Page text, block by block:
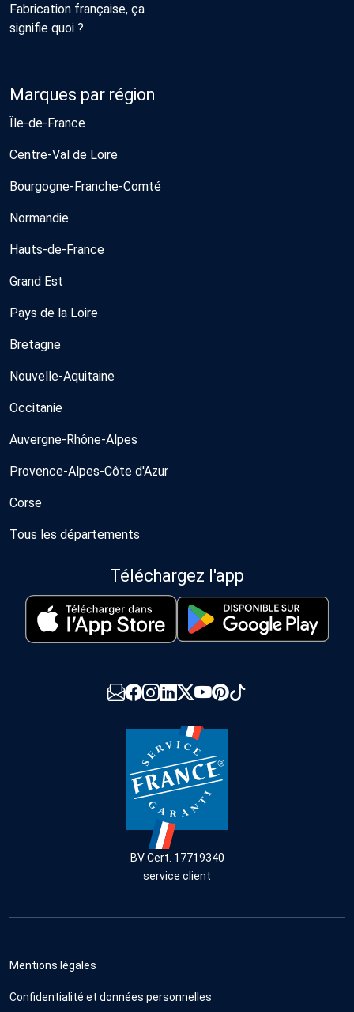
Fabrication française, ça
signifie quoi ?
Marques par région
Île-de-France
Centre-Val de Loire
Bourgogne-Franche-Comté
Normandie
Hauts-de-France
Grand Est
Pays de la Loire
Bretagne
Nouvelle-Aquitaine
Occitanie
Auvergne-Rhône-Alpes
Provence-Alpes-Côte d'Azur
Corse
Tous les départements
Téléchargez l'app
BV Cert. 17719340
service client
Mentions légales
Confidentialité et données personnelles